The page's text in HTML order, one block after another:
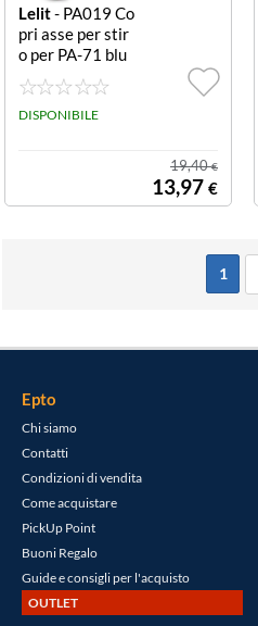
Lelit- PA019 Co
pri asse per stir
o per PA-71 blu
e bianco TELO C
OPRIASSE CON
MOLLET.X PA7
DISPONIBILE
19,40€
13,97 €
1
Epto
Chi siamo
Contatti
Condizioni di vendita
Come acquistare
PickUp Point
Buoni Regalo
Guide e consigli per l'acquisto
OUTLET